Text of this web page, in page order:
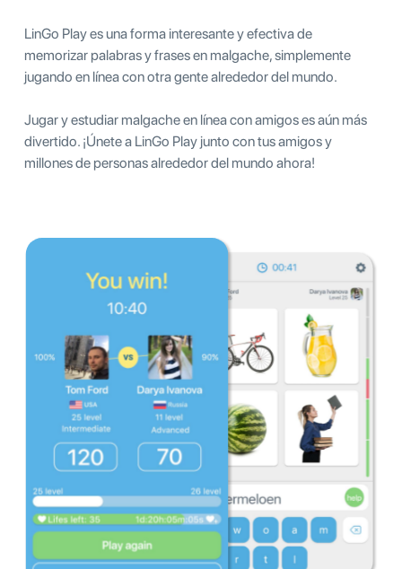
LinGo Play es una forma interesante y efectiva de
memorizar palabras y frases en malgache, simplemente
jugando en línea con otra gente alrededor del mundo.
Jugar y estudiar malgache en línea con amigos es aún más
divertido. ¡Únete a LinGo Play junto con tus amigos y
millones de personas alrededor del mundo ahora!